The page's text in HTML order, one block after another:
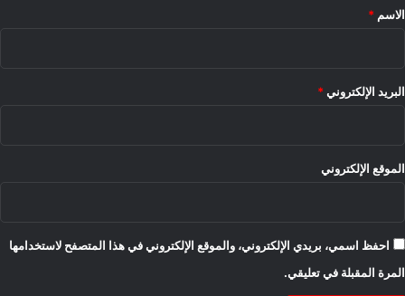
*
الاسم *
البريد الإلكتروني *
الموقع الإلكتروني
احفظ اسمي، بريدي الإلكتروني، والموقع الإلكتروني في هذا المتصفح لاستخدامها
المرة المقبلة في تعليقي.